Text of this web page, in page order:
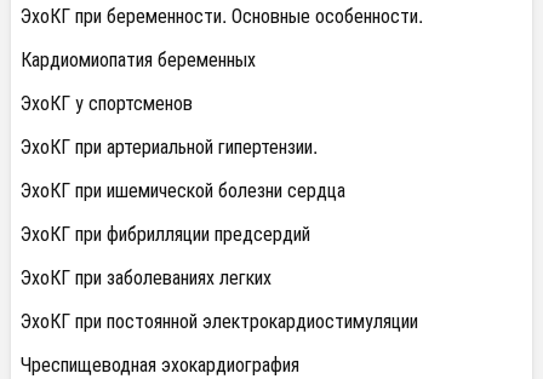
ЭхоКГ при беременности. Основные особенности.
Кардиомиопатия беременных
ЭхоКГ у спортсменов
ЭхоКГ при артериальной гипертензии.
ЭхоКГ при ишемической болезни сердца
ЭхоКГ при фибрилляции предсердий
ЭхоКГ при заболеваниях легких
ЭхоКГ при постоянной электрокардиостимуляции
Чреспищеводная эхокардиография